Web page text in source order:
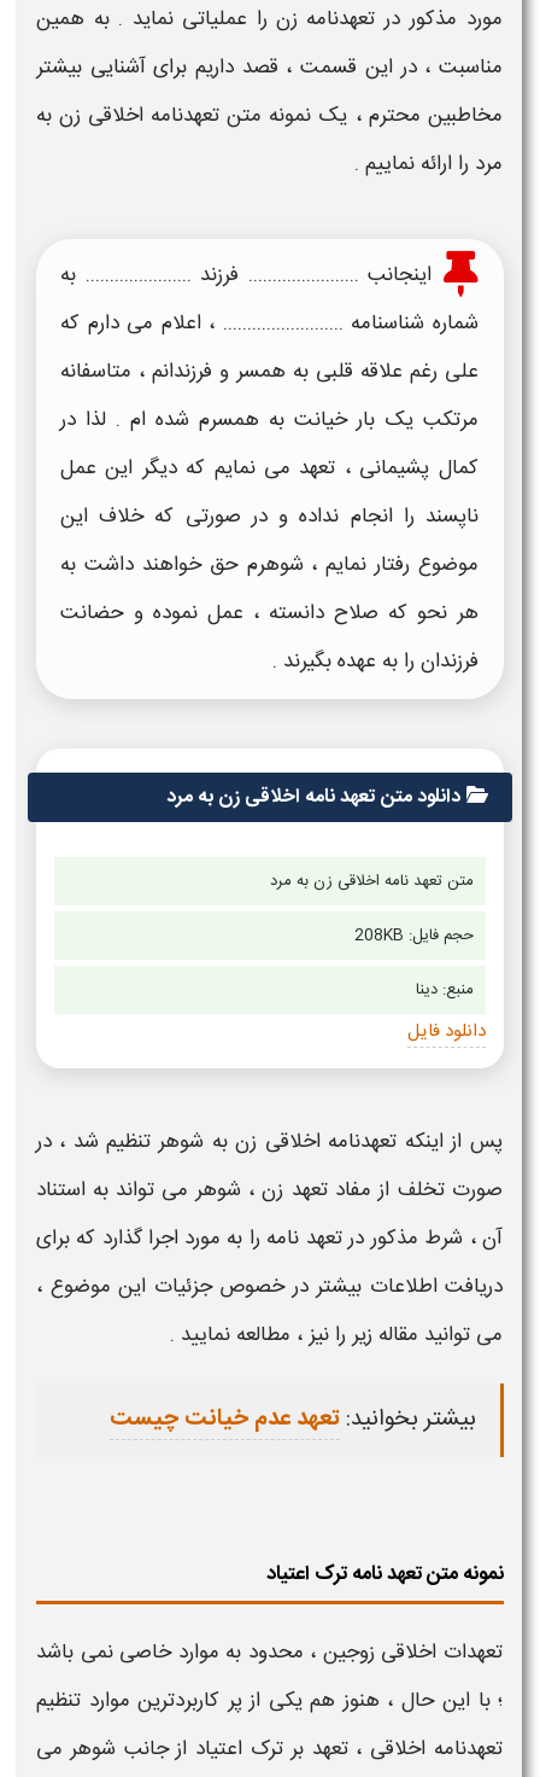
مورد مذکور در تعهدنامه زن را عملیاتی نماید . به همین
مناسبت ، در این قسمت ، قصد داریم برای آشنایی بیشتر
مخاطبین محترم ، یک نمونه متن تعهدنامه اخلاقی زن به
مرد را ارائه نماییم .
اینجانب ....................... فرزند ...................... به
شماره شناسنامه ......................... ، اعلام می دارم که
علی رغم علاقه قلبی به همسر و فرزندانم ، متاسفانه
مرتکب یک بار خیانت به همسرم شده ام . لذا در
کمال پشیمانی ، تعهد می نمایم که دیگر این عمل
ناپسند را انجام نداده و در صورتی که خلاف این
موضوع رفتار نمایم ، شوهرم حق خواهند داشت به
هر نحو که صلاح دانسته ، عمل نموده و حضانت
فرزندان را به عهده بگیرند .
دانلود متن تعهد نامه اخلاقی زن به مرد
متن تعهد نامه اخلاقی زن به مرد
حجم فایل: 208KB
منبع: دینا
دانلود فایل
پس از اینکه تعهدنامه اخلاقی زن به شوهر تنظیم شد ، در
صورت تخلف از مفاد تعهد زن ، شوهر می تواند به استناد
آن ، شرط مذکور درتعهد نامه را به مورد اجرا گذارد که برای
دریافت اطلاعات بیشتر در خصوص جزئیات این موضوع ،
می توانید مقاله زیر را نیز ، مطالعه نمایید .
بیشتر بخوانید:تعهد عدم خیانت چیست
نمونه متن تعهد نامه ترک اعتیاد
تعهدات اخلاقی زوجین ، محدود به موارد خاصی نمی باشد
؛ با این حال ، هنوز هم یکی از پر کاربردترین موارد تنظیم
تعهدنامه اخلاقی ، تعهد بر ترک اعتیاد از جانب شوهر می